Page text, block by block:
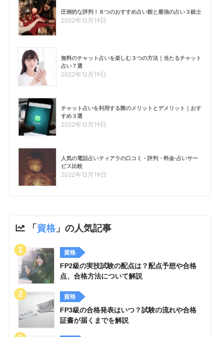
圧倒的な評判！８つのおすすめ占い館と最強の占い３銃士
2022年12月19日
無料のチャット占いを楽しむ３つの方法｜当たるチャット
占い７選
2022年12月19日
チャット占いを利用する際のメリットとデメリット｜おす
すめ３選
2022年12月19日
人気の電話占いティアラの口コミ・評判・料金-占いサー
ビス比較
2022年12月19日
「資格」の人気記事
資格
FP2級の実技試験の配点は？配点予想や合格
点、合格方法について解説
資格
FP3級の合格発表はいつ？試験の流れや合格
証書が届くまでを解説